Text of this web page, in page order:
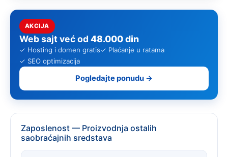
AKCIJA
Web sajt već od 48.000 din
✓ Hosting i domen gratis✓ Plaćanje u ratama
✓ SEO optimizacija
Pogledajte ponudu →
Zaposlenost — Proizvodnja ostalih
saobraćajnih sredstava